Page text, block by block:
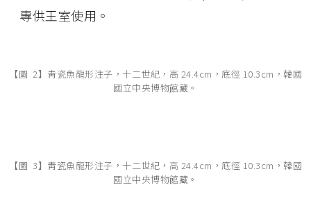
專供王室使用。
【圖 2】靑瓷魚龍形注子，十二世紀，高 24.4cm，底徑 10.3cm，韓國
國立中央博物館藏。
【圖 3】靑瓷魚龍形注子，十二世紀，高 24.4cm，底徑 10.3cm，韓國
國立中央博物館藏。